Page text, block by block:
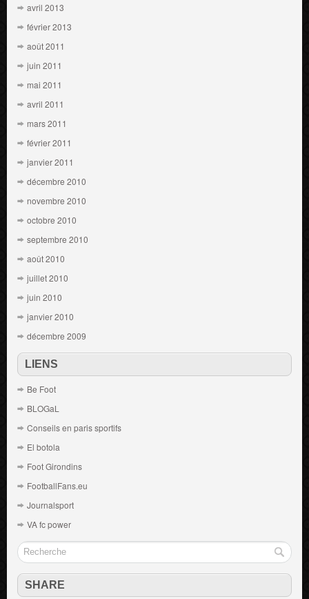
avril 2013
février 2013
août 2011
juin 2011
mai 2011
avril 2011
mars 2011
février 2011
janvier 2011
décembre 2010
novembre 2010
octobre 2010
septembre 2010
août 2010
juillet 2010
juin 2010
janvier 2010
décembre 2009
LIENS
Be Foot
BLOGaL
Conseils en paris sportifs
El botola
Foot Girondins
FootballFans.eu
Journalsport
VA fc power
SHARE